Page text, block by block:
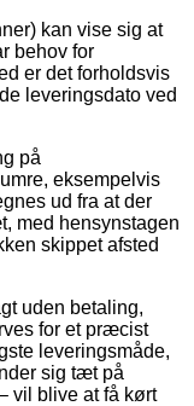
kan vise sig at
behov for
er det forholdsvis
leveringsdato ved
på
eksempelvis
ud fra at der
med hensynstagen
skippet afsted
uden betaling,
for et præcist
leveringsmåde,
sig tæt på
vil blive at få kørt